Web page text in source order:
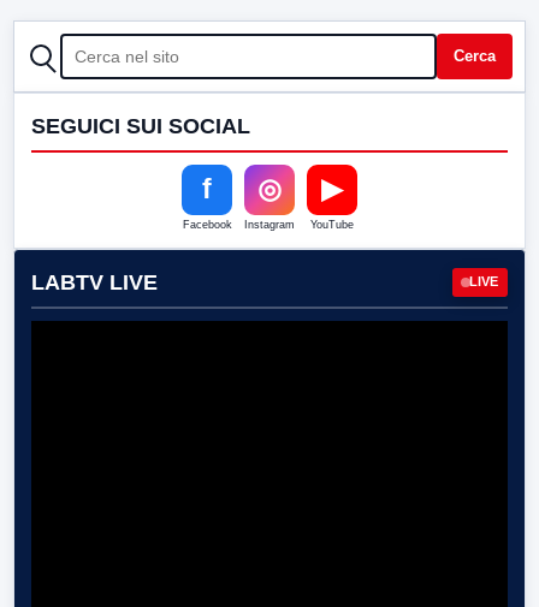
CERCA Cerca
SEGUICI SUI SOCIAL
f
Facebook
◎
Instagram
▶
YouTube
LABTV LIVE LIVE